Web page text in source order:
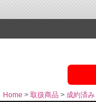
Home > 取扱商品 > 成約済み